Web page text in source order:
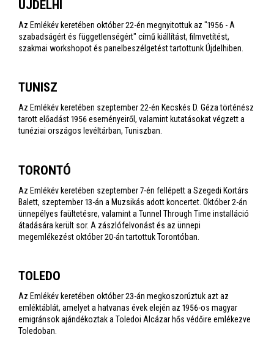
ÚJDELHI
Az Emlékév keretében október 22-én megnyitottuk az "1956 - A
szabadságért és függetlenségért" című kiállítást, filmvetítést,
szakmai workshopot és panelbeszélgetést tartottunk Újdelhiben.
TUNISZ
Az Emlékév keretében szeptember 22-én Kecskés D. Géza történész
tarott előadást 1956 eseményeiről, valamint kutatásokat végzett a
tunéziai országos levéltárban, Tuniszban.
TORONTÓ
Az Emlékév keretében szeptember 7-én fellépett a Szegedi Kortárs
Balett, szeptember 13-án a Muzsikás adott koncertet. Október 2-án
ünnepélyes faültetésre, valamint a Tunnel Through Time installáció
átadására került sor. A zászlófelvonást és az ünnepi
megemlékezést október 20-án tartottuk Torontóban.
TOLEDO
Az Emlékév keretében október 23-án megkoszorúztuk azt az
emléktáblát, amelyet a hatvanas évek elején az 1956-os magyar
emigránsok ajándékoztak a Toledoi Alcázar hős védőire emlékezve
Toledoban.